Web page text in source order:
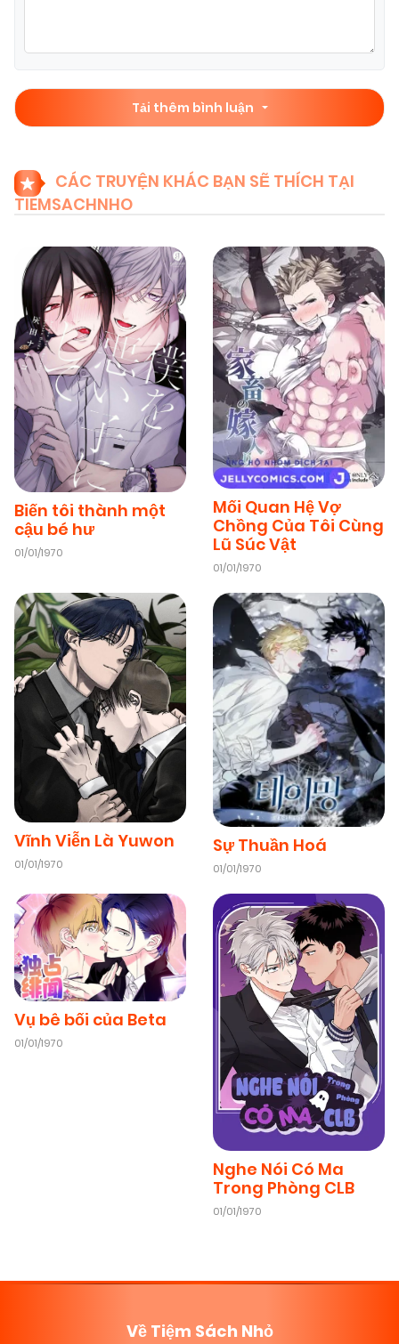
Tải thêm bình luận
CÁC TRUYỆN KHÁC BẠN SẼ THÍCH TẠI
TIEMSACHNHO
Biến tôi thành một
cậu bé hư
01/01/1970
Mối Quan Hệ Vợ
Chồng Của Tôi Cùng
Lũ Súc Vật
01/01/1970
Vĩnh Viễn Là Yuwon
01/01/1970
Sự Thuần Hoá
01/01/1970
Vụ bê bối của Beta
01/01/1970
Nghe Nói Có Ma
Trong Phòng CLB
01/01/1970
Về Tiệm Sách Nhỏ